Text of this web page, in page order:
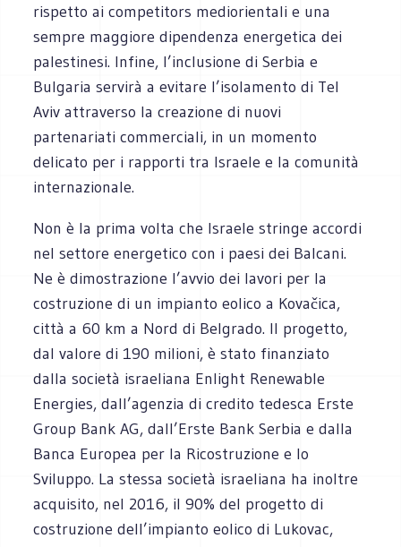
rispetto ai competitors ‎mediorientali e una
sempre maggiore dipendenza energetica dei
palestinesi. Infine, l’inclusione di ‎Serbia e
Bulgaria servirà a evitare l’isolamento di Tel
Aviv attraverso la creazione di nuovi
‎partenariati commerciali, in un momento
delicato per i rapporti tra Israele e la comunità
‎internazionale.‎
Non è la prima volta che Israele stringe accordi
nel settore energetico con i paesi dei Balcani.
‎Ne è dimostrazione l’avvio dei lavori per la
costruzione di un impianto eolico a Kovačica,
città a 60 ‎km a Nord di Belgrado. Il progetto,
dal valore di 190 milioni, è stato finanziato
dalla società ‎israeliana Enlight Renewable
Energies, dall’agenzia di credito tedesca Erste
Group Bank AG, ‎dall’Erste Bank Serbia e dalla
Banca Europea per la Ricostruzione e lo
Sviluppo. La stessa società ‎israeliana ha inoltre
acquisito, nel 2016, il 90% del progetto di
costruzione dell’impianto eolico di ‎Lukovac,